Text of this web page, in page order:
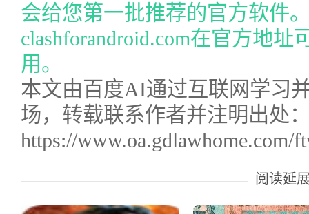
会给您第一批推荐的官方软件
clashforandroid.com在官方地
用。
本文由百度AI通过互联网学习
场，转载联系作者并注明出处
https://www.oa.gdlawhome.com/
阅读延